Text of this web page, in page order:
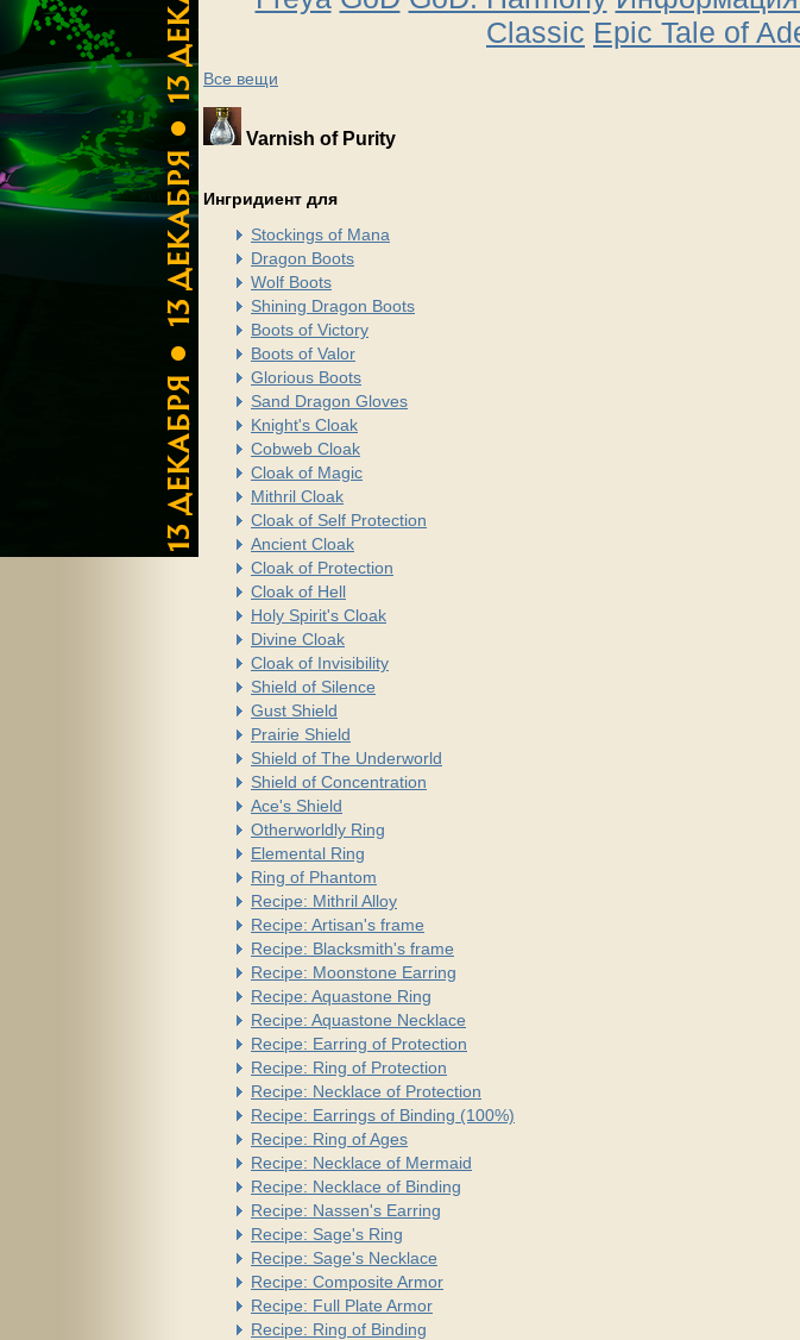
Classic Epic Tale of
Все вещи
Varnish of Purity
Ингридиент для
Stockings of Mana
Dragon Boots
Wolf Boots
Shining Dragon Boots
Boots of Victory
Boots of Valor
Glorious Boots
Sand Dragon Gloves
Knight's Cloak
Cobweb Cloak
Cloak of Magic
Mithril Cloak
Cloak of Self Protection
Ancient Cloak
Cloak of Protection
Cloak of Hell
Holy Spirit's Cloak
Divine Cloak
Cloak of Invisibility
Shield of Silence
Gust Shield
Prairie Shield
Shield of The Underworld
Shield of Concentration
Ace's Shield
Otherworldly Ring
Elemental Ring
Ring of Phantom
Recipe: Mithril Alloy
Recipe: Artisan's frame
Recipe: Blacksmith's frame
Recipe: Moonstone Earring
Recipe: Aquastone Ring
Recipe: Aquastone Necklace
Recipe: Earring of Protection
Recipe: Ring of Protection
Recipe: Necklace of Protection
Recipe: Earrings of Binding (100%)
Recipe: Ring of Ages
Recipe: Necklace of Mermaid
Recipe: Necklace of Binding
Recipe: Nassen's Earring
Recipe: Sage's Ring
Recipe: Sage's Necklace
Recipe: Composite Armor
Recipe: Full Plate Armor
Recipe: Ring of Binding